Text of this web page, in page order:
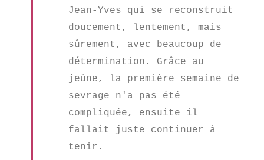
Jean-Yves qui se reconstruit
doucement, lentement, mais
sûrement, avec beaucoup de
détermination. Grâce au
jeûne, la première semaine de
sevrage n'a pas été
compliquée, ensuite il
fallait juste continuer à
tenir.